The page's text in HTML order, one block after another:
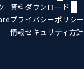
資料ダウンロード
プライバシーポリシー
情報セキュリティ方針